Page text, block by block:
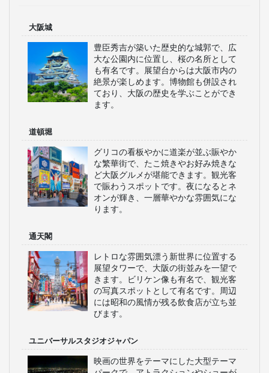
大阪城
豊臣秀吉が築いた歴史的な城郭で、広
大な公園内に位置し、桜の名所として
も有名です。展望台からは大阪市内の
絶景が楽しめます。博物館も併設され
ており、大阪の歴史を学ぶことができ
ます。
道頓堀
グリコの看板やかに道楽が並ぶ賑やか
な繁華街で、たこ焼きやお好み焼きな
ど大阪グルメが堪能できます。観光客
で賑わうスポットです。夜になるとネ
オンが輝き、一層華やかな雰囲気にな
ります。
通天閣
レトロな雰囲気漂う新世界に位置する
展望タワーで、大阪の街並みを一望で
きます。ビリケン像も有名で、観光客
の写真スポットとして有名です。周辺
には昭和の風情が残る飲食店が立ち並
びます。
ユニバーサルスタジオジャパン
映画の世界をテーマにした大型テーマ